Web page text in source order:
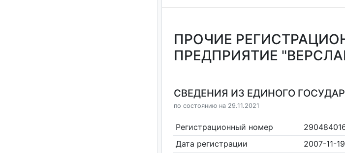
ПРОЧИЕ
ПРЕДПРИЯТИЕ
СВЕДЕНИЯ ИЗ ЕДИНОГО
по состоянию на 29.11.2021
Регистрационный номер
Дата регистрации
2007-11-19